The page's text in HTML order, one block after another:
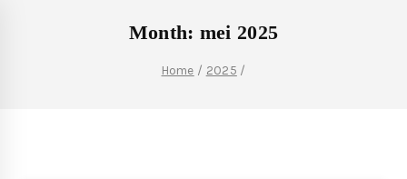
Month: mei 2025
Home / 2025 /